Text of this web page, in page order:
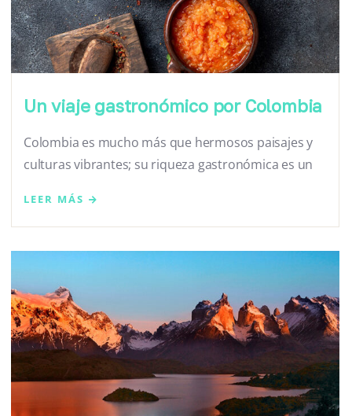
Un viaje gastronómico por Colombia
Colombia es mucho más que hermosos paisajes y
culturas vibrantes; su riqueza gastronómica es un
LEER MÁS